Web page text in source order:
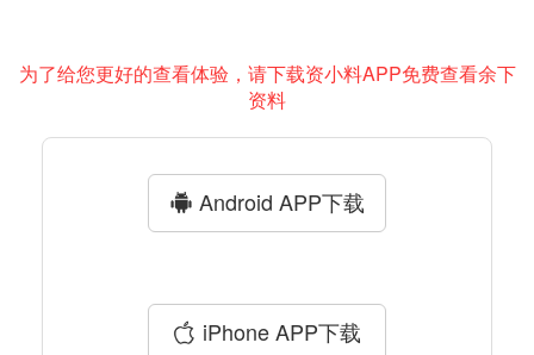
为了给您更好的查看体验，请下载资小料APP免费查看余下
资料
Android APP下载
iPhone APP下载